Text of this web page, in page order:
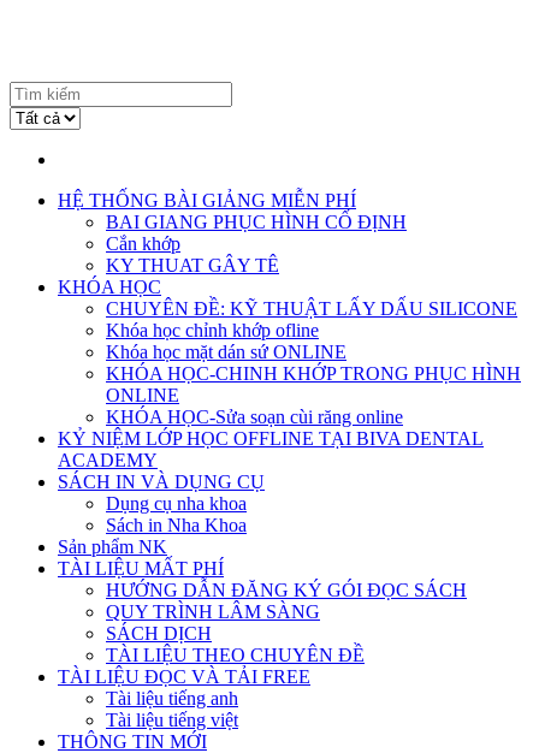
HỆ THỐNG BÀI GIẢNG MIỄN PHÍ
BAI GIANG PHỤC HÌNH CỐ ĐỊNH
Cắn khớp
KY THUAT GÂY TÊ
KHÓA HỌC
CHUYÊN ĐỀ: KỸ THUẬT LẤY DẤU SILICONE
Khóa học chỉnh khớp ofline
Khóa học mặt dán sứ ONLINE
KHÓA HỌC-CHINH KHỚP TRONG PHỤC HÌNH
ONLINE
KHÓA HỌC-Sửa soạn cùi răng online
KỶ NIỆM LỚP HỌC OFFLINE TẠI BIVA DENTAL
ACADEMY
SÁCH IN VÀ DỤNG CỤ
Dụng cụ nha khoa
Sách in Nha Khoa
Sản phẩm NK
TÀI LIỆU MẤT PHÍ
HƯỚNG DẪN ĐĂNG KÝ GÓI ĐỌC SÁCH
QUY TRÌNH LÂM SÀNG
SÁCH DỊCH
TÀI LIỆU THEO CHUYÊN ĐỀ
TÀI LIỆU ĐỌC VÀ TẢI FREE
Tài liệu tiếng anh
Tài liệu tiếng việt
THÔNG TIN MỚI